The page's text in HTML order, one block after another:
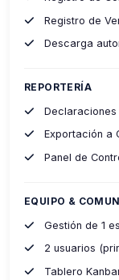
Registro de
Descarga
REPORTERÍA
Declaraciones
Exportación a
Panel de
EQUIPO &
Gestión de 1
2 usuarios
Tablero